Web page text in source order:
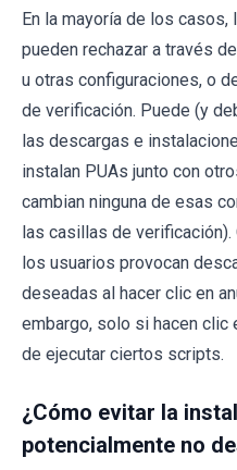
En la mayoría de los
pueden rechazar a través
u otras configuraciones, o
de verificación. Puede (y
las descargas e
instalan PUAs junto con
cambian ninguna de esas
las casillas de verificación).
los usuarios provocan
deseadas al hacer clic en
embargo, solo si hacen clic
de ejecutar ciertos scripts.
¿Cómo evitar la
potencialmente no